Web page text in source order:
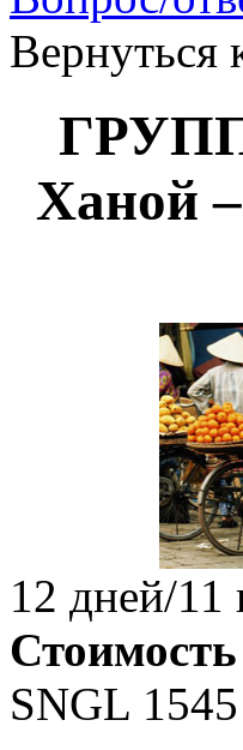
Вернуться
Ханой
12 дней/11
SNGL 1545